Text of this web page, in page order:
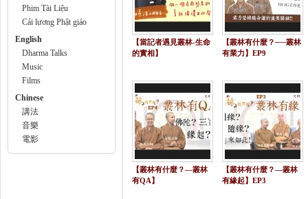
Phim Tài Liệu
Cải lương Phật giáo
English
Dharma Talks
Music
Films
Chinese
講法
音樂
電影
【當記者遇見叢林-生命
的實相】
【叢林有什麼？──叢林
有業力】EP9
【叢林有什麼？—叢林
有QA】
【叢林有什麼？—叢林
有緣起】EP3